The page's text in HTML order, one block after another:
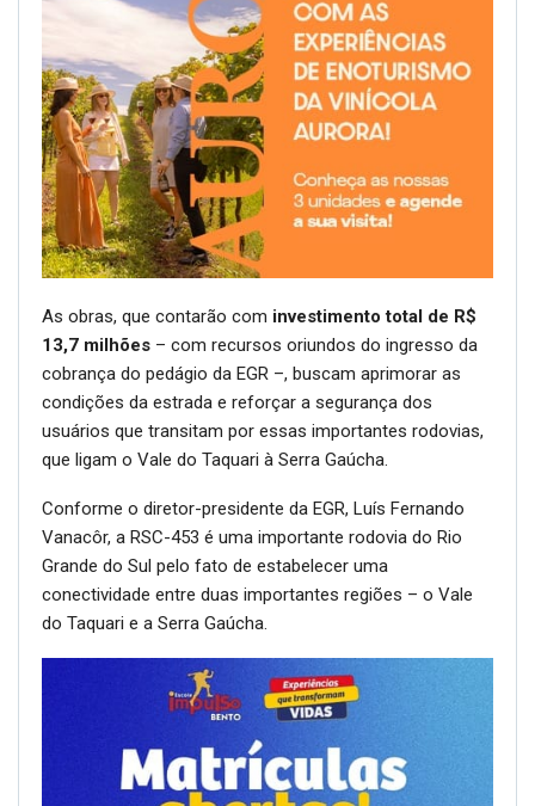
As obras, que contarão com investimento total de R$
13,7 milhões – com recursos oriundos do ingresso da
cobrança do pedágio da EGR –, buscam aprimorar as
condições da estrada e reforçar a segurança dos
usuários que transitam por essas importantes rodovias,
que ligam o Vale do Taquari à Serra Gaúcha.
Conforme o diretor-presidente da EGR, Luís Fernando
Vanacôr, a RSC-453 é uma importante rodovia do Rio
Grande do Sul pelo fato de estabelecer uma
conectividade entre duas importantes regiões – o Vale
do Taquari e a Serra Gaúcha.